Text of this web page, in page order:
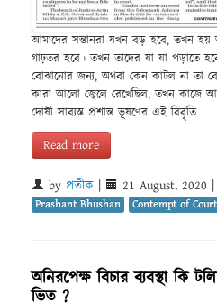
আমাদের সন্তানরা যখন বড় হবে, তখন
গাঢ়তর হবে। তখন তাদের যা যা পড়াতে
বোঝানোর জন্য, অথবা কেন কাটল না তা
কারা আলো জ্বেলে রেখেছিল, তখন কাজে
দোষী সাব্যস্ত প্রশান্ত ভূষণের এই বিবৃতি
Read more
by প্রতীক 21 August, 2020
Prashant Bhushan Contempt of Court
অনিরপেক্ষ বিচার ব্যবস্থা কি
ভিত ?